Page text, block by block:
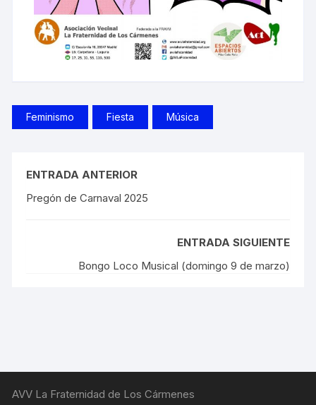
Feminismo Fiesta Música
ENTRADA ANTERIOR
Pregón de Carnaval 2025
ENTRADA SIGUIENTE
Bongo Loco Musical (domingo 9 de marzo)
AVV La Fraternidad de Los Cármenes